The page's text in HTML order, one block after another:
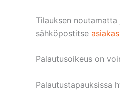
Tilauksen
sähköpostitse
Palautusoikeus on
Palautustapauksissa